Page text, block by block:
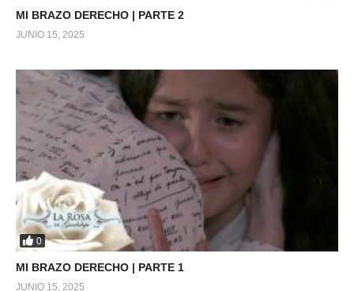
MI BRAZO DERECHO | PARTE 2
JUNIO 15, 2025
0
MI BRAZO DERECHO | PARTE 1
JUNIO 15, 2025